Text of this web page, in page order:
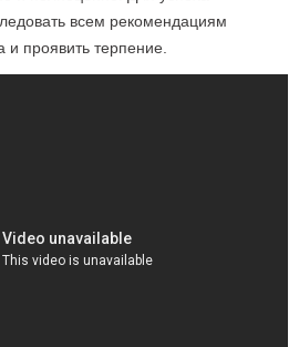
всем рекомендациям
проявить терпение.